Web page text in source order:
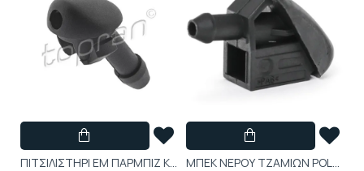
ΠITΣIΛIΣTHPI EM ΠAPMΠIZ K-E
ΜΠΕΚ ΝΕΡΟΥ ΤΖΑΜΙΩΝ POLO (6N), FABIA